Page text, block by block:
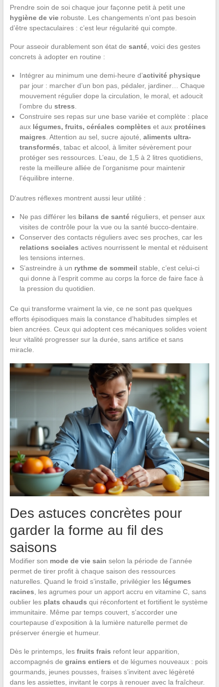
Prendre soin de soi chaque jour façonne petit à petit une
hygiène de vierobuste. Les changements n’ont pas besoin
d’être spectaculaires : c’est leur régularité qui compte.
Pour asseoir durablement son état de santé, voici des gestes
concrets à adopter en routine :
Intégrer au minimum une demi-heure d’activité physique
par jour : marcher d’un bon pas, pédaler, jardiner… Chaque
mouvement régulier dope la circulation, le moral, et adoucit
l’ombre du stress
Construire ses repas sur une base variée et complète : place
aux légumes, fruits, céréales complètes et aux protéines
maigres . Attention au sel, sucre ajouté, aliments ultra-
transformés , tabac et alcool, à limiter sévèrement pour
protéger ses ressources. L’eau, de 1,5 à 2 litres quotidiens,
reste la meilleure alliée de l’organisme pour maintenir
l’équilibre interne.
D’autres réflexes montrent aussi leur utilité :
Ne pas différer les bilans de santéréguliers, et penser aux
visites de contrôle pour la vue ou la santé bucco-dentaire.
Conserver des contacts réguliers avec ses proches, car les
relations sociales actives nourrissent le mental et réduisent
les tensions internes.
S’astreindre à un rythme de sommeil stable, c’est celui-ci
qui donne à l’esprit comme au corps la force de faire face à
la pression du quotidien.
Ce qui transforme vraiment la vie, ce ne sont pas quelques
efforts épisodiques mais la constance d’habitudes simples et
bien ancrées. Ceux qui adoptent ces mécaniques solides voient
leur vitalité progresser sur la durée, sans artifice et sans
miracle.
Des astuces concrètes pour
garder la forme au fil des
saisons
Modifier son mode de vie sain selon la période de l’année
permet de tirer profit à chaque saison des ressources
naturelles. Quand le froid s’installe, privilégier les légumes
racines , les agrumes pour un apport accru en vitamine C, sans
oublier les plats chauds qui réconfortent et fortifient le système
immunitaire. Même par temps couvert, s’accorder une
courtepause d’exposition à la lumière naturelle permet de
préserver énergie et humeur.
Dès le printemps, les fruits frais refont leur apparition,
accompagnés de grains entiers et de légumes nouveaux : pois
gourmands, jeunes pousses, fraises s’invitent avec légèreté
dans les assiettes, invitant le corps à renouer avec la fraîcheur.